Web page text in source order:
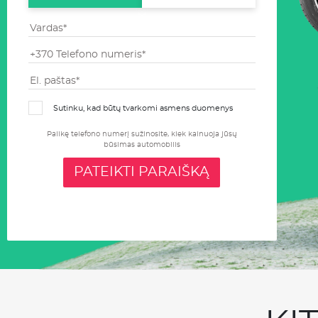
Sutinku, kad būtų tvarkomi asmens duomenys
Palikę telefono numerį sužinosite, kiek kainuoja jūsų
būsimas automobilis
PATEIKTI PARAIŠKĄ